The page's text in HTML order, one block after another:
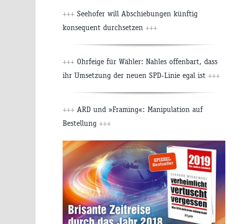
+++ Seehofer will Abschiebungen künftig
konsequent durchsetzen +++
+++ Ohrfeige für Wähler: Nahles offenbart, dass
ihr Umsetzung der neuen SPD-Linie egal ist +++
+++ ARD und »Framing«: Manipulation auf
Bestellung +++